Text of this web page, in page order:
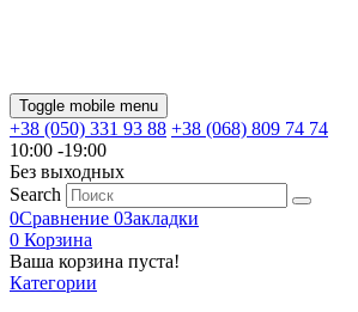
Toggle mobile menu
+38 (050) 331 93 88 +38 (068) 809 74 74
10:00 -19:00
Без выходных
Search
0Сравнение 0Закладки
0 Корзина
Ваша корзина пуста!
Категории